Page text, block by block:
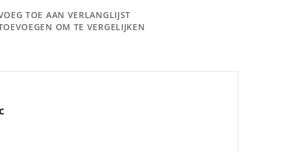
TOE AAN VERLANGLIJST
OM TE VERGELIJKEN